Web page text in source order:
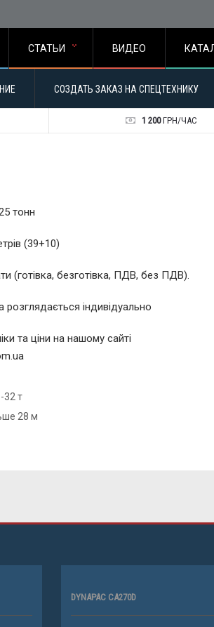
СТАТЬИ ВИДЕО
СОЗДАТЬ ЗАКАЗ НА СПЕЦТЕХНИКУ
1 200 ГРН/ЧАС
тонн
(39+10)
(готівка, безготівка, ПДВ, без ПДВ).
індивідуально
та ціни на нашому сайті
32 т
28 м
DYNAPAC CA270D